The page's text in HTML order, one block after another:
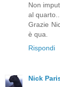
Non
al quarto...
Grazie
è qua.
Rispondi
Nick